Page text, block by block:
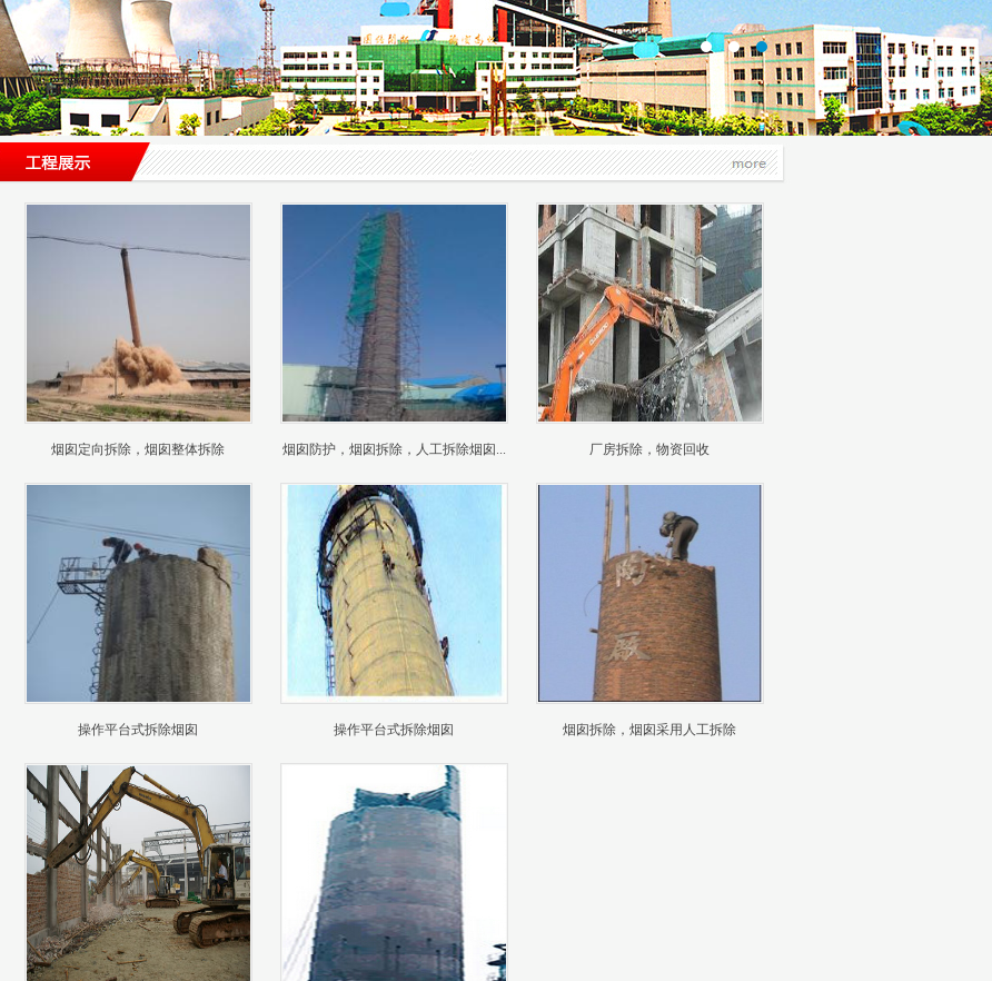
烟囱定向拆除，烟囱整体拆除 烟囱防护，烟囱拆除，人工拆除烟囱... 厂房拆除，物资回收
操作平台式拆除烟囱 操作平台式拆除烟囱 烟囱拆除，烟囱采用人工拆除